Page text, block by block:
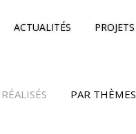
ACTUALITÉS PROJETS
RÉALISÉS PAR THÈMES